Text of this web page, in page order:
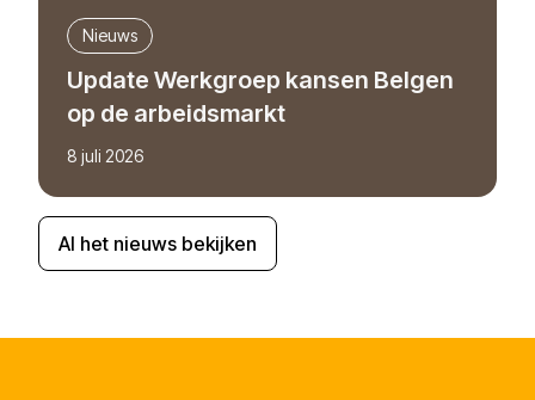
Al het nieuws bekijken
Nieuws
Update Werkgroep kansen Belgen
op de arbeidsmarkt
8 juli 2026